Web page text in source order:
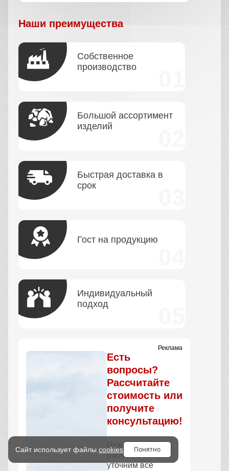
Наши преимущества
Собственное
производство
Большой ассортимент
изделий
Быстрая доставка в
срок
Гост на продукцию
Индивидуальный
подход
Реклама
Есть
вопросы?
Рассчитайте
стоимость или
получите
консультацию!
Нужен точный
расчёт? Мы
уточним все
Сайт использует файлы cookies Понятно